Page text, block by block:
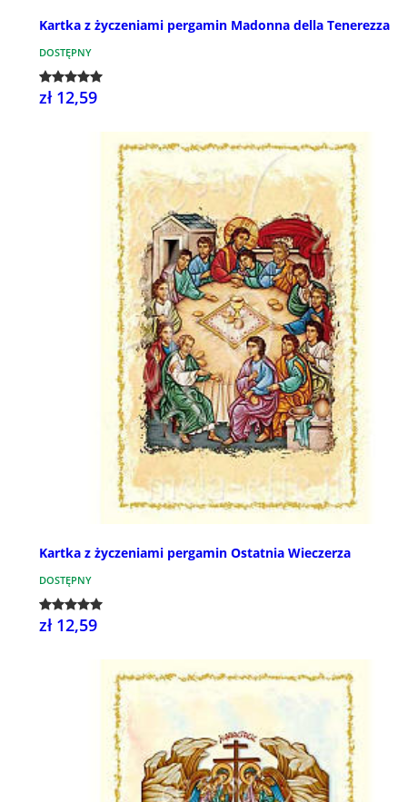
Kartka z życzeniami pergamin Madonna della Tenerezza
DOSTĘPNY
zł 12,59
Kartka z życzeniami pergamin Ostatnia Wieczerza
DOSTĘPNY
zł 12,59